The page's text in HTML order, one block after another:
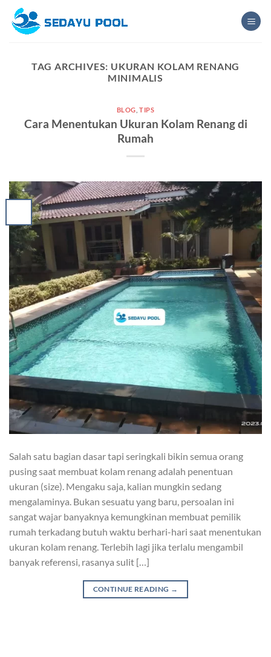
content
TAG ARCHIVES: UKURAN KOLAM RENANG
MINIMALIS
BLOG ,TIPS
Cara Menentukan Ukuran Kolam Renang di
Rumah
Salah satu bagian dasar tapi seringkali bikin semua orang
pusing saat membuat kolam renang adalah penentuan
ukuran (size). Mengaku saja, kalian mungkin sedang
mengalaminya. Bukan sesuatu yang baru, persoalan ini
sangat wajar banyaknya kemungkinan membuat pemilik
rumah terkadang butuh waktu berhari-hari saat menentukan
ukuran kolam renang. Terlebih lagi jika terlalu mengambil
banyak referensi, rasanya sulit […]
CONTINUE READING →